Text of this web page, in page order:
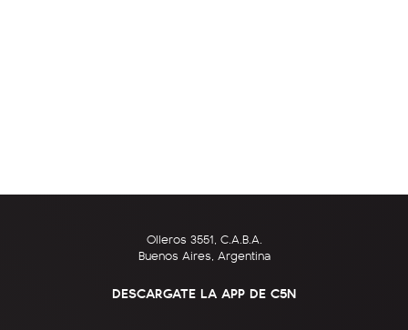
Olleros 3551, C.A.B.A.
Buenos Aires, Argentina
DESCARGATE LA APP DE C5N